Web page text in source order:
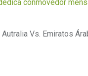
conmovedor
Vs. Emiratos